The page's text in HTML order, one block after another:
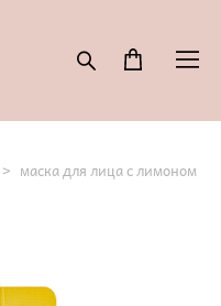
> маска для лица с лимоном